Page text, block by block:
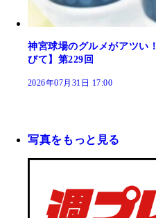
神宮球場のグルメがアツい
びて】第229回
2026年07月31日 17:00
写真をもっと見る